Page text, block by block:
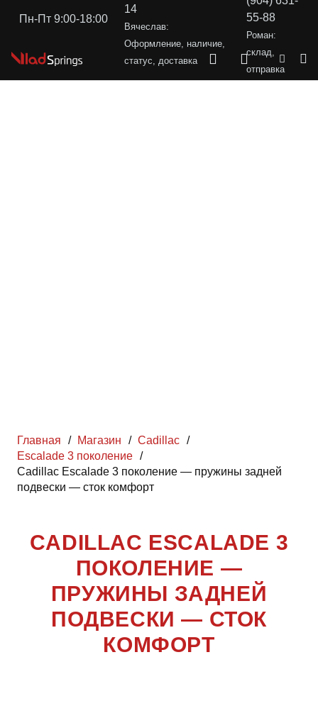
Пн-Пт 9:00-18:00
14
Вячеслав:
Оформление, наличие,
статус, доставка
55-88
Роман:
склад,
отправка
Главная / Магазин / Cadillac /
Escalade 3 поколение /
Cadillac Escalade 3 поколение — пружины задней
подвески — сток комфорт
CADILLAC ESCALADE 3
ПОКОЛЕНИЕ —
ПРУЖИНЫ ЗАДНЕЙ
ПОДВЕСКИ — СТОК
КОМФОРТ